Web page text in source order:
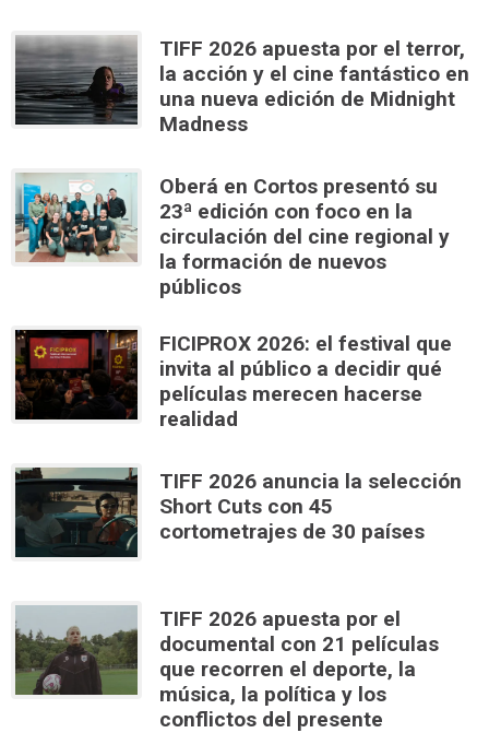
TIFF 2026 apuesta por el terror,
la acción y el cine fantástico en
una nueva edición de Midnight
Madness
Oberá en Cortos presentó su
23ª edición con foco en la
circulación del cine regional y
la formación de nuevos
públicos
FICIPROX 2026: el festival que
invita al público a decidir qué
películas merecen hacerse
realidad
TIFF 2026 anuncia la selección
Short Cuts con 45
cortometrajes de 30 países
TIFF 2026 apuesta por el
documental con 21 películas
que recorren el deporte, la
música, la política y los
conflictos del presente